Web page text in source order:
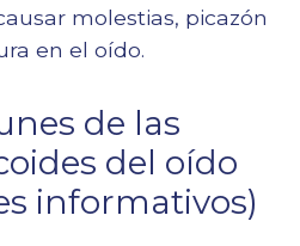
molestias, picazón
en el oído.
de las
del oído
informativos)